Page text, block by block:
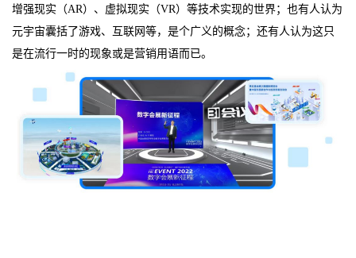
增强现实（AR）、虚拟现实（VR）等技术实现的世界；也有人认为
元宇宙囊括了游戏、互联网等，是个广义的概念；还有人认为这只
是在流行一时的现象或是营销用语而已。